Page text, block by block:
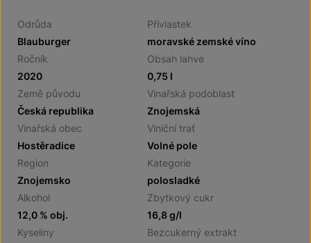
Odrůda
Blauburger
Přívlastek
moravské zemské víno
Ročník
2020
Obsah lahve
0,75 l
Země původu
Česká republika
Vinařská podoblast
Znojemská
Vinařská obec
Hostěradice
Viniční trať
Volné pole
Region
Znojemsko
Kategorie
polosladké
Alkohol
12,0 % obj.
Zbytkový cukr
16,8 g/l
Kyseliny
Bezcukerný extrakt